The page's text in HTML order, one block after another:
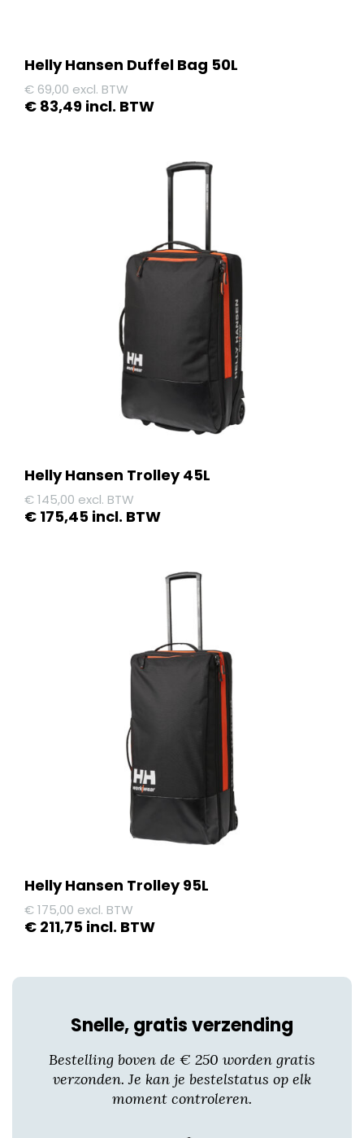
Helly Hansen Duffel Bag 50L
€ 69,00 excl. BTW
€ 83,49 incl. BTW
Helly Hansen Trolley 45L
€145,00 excl. BTW
€ 175,45 incl. BTW
Helly Hansen Trolley 95L
€175,00 excl. BTW
€ 211,75 incl. BTW
Snelle, gratis verzending
Bestelling boven de € 250 worden gratis
verzonden. Je kan je bestelstatus op elk
moment controleren.